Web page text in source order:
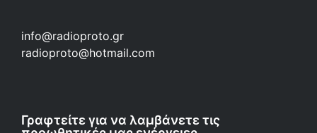
info@radioproto.gr
radioproto@hotmail.com
Γραφτείτε για να λαμβάνετε τις